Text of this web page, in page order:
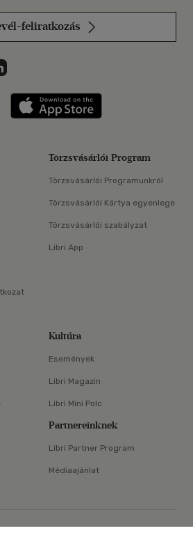
×
feliratkozás
on
Instagramon
Libri a LinkedInen
applikáció Szerezd meg: Google
Törzsvásárlói Program
Törzsvásárlói Programunkról
Törzsvásárlói Kártya egyenlege
Törzsvásárlói szabályzat
Libri App
Kultúra
Események
Libri Magazin
Libri Mini Polc
Partnereinknek
Libri Partner Program
Médiaajánlat